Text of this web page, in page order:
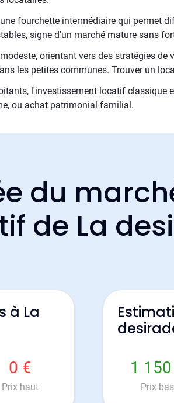
fourchette intermédiaire qui permet
signe d'un marché mature sans
orientant vers des stratégies
les petites communes. Trouver un
l'investissement locatif classique
ou achat patrimonial familial.
du
de La
à La
0 €
Prix haut
1
Prix bas